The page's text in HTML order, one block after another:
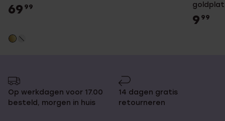
69 99
9 99
Op werkdagen voor 17.00
besteld, morgen in huis
14 dagen gratis
retourneren